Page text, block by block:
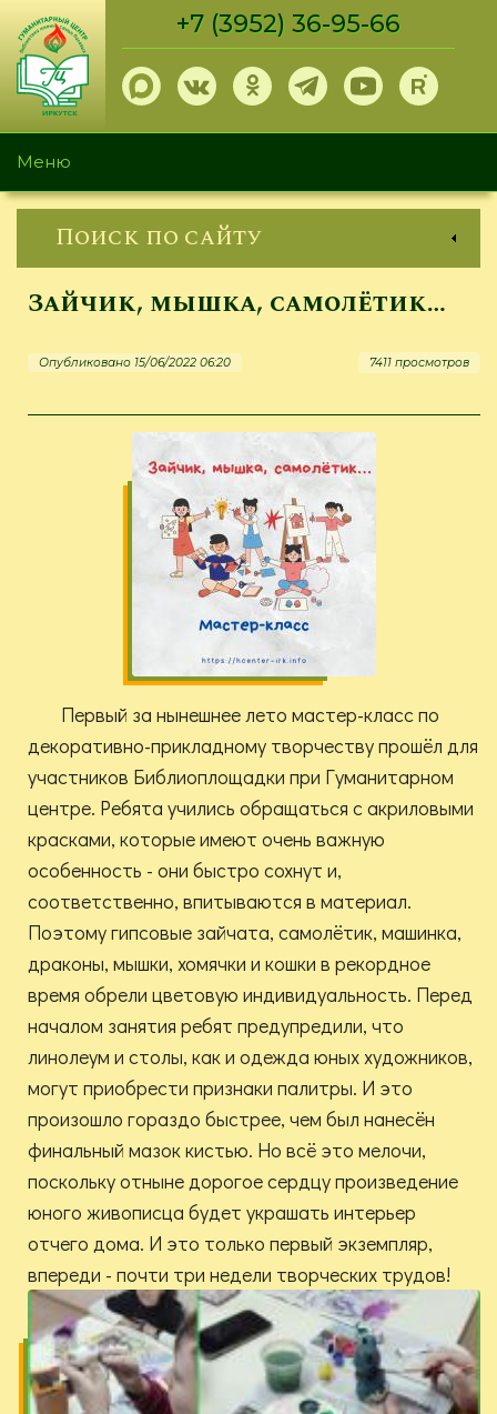
Перейти
основному
содержанию
+7 (3952) 36-95-66
Меню
Поиск по сайту
Зайчик, мышка, самолётик…
Опубликовано 15/06/2022 06:20 7411 просмотров
Первый за нынешнее лето мастер-класс по
декоративно-прикладному творчеству прошёл для
участников Библиоплощадки при Гуманитарном
центре. Ребята учились обращаться с акриловыми
красками, которые имеют очень важную
особенность - они быстро сохнут и,
соответственно, впитываются в материал.
Поэтому гипсовые зайчата, самолётик, машинка,
драконы, мышки, хомячки и кошки в рекордное
время обрели цветовую индивидуальность. Перед
началом занятия ребят предупредили, что
линолеум и столы, как и одежда юных художников,
могут приобрести признаки палитры. И это
произошло гораздо быстрее, чем был нанесён
финальный мазок кистью. Но всё это мелочи,
поскольку отныне дорогое сердцу произведение
юного живописца будет украшать интерьер
отчего дома. И это только первый экземпляр,
впереди - почти три недели творческих трудов!